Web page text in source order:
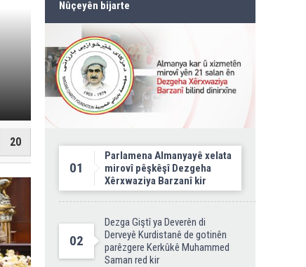
Jina Kurd Şemsî
20
Nûçeyên bijarte
01
Parlamena Almanyayê xelata
mirovî pêşkêşî Dezgeha
Xêrxwaziya Barzanî kir
02
Dezga Giştî ya Deverên di
Derveyê Kurdistanê de gotinên
parêzgere Kerkûkê Muhammed
Saman red kir